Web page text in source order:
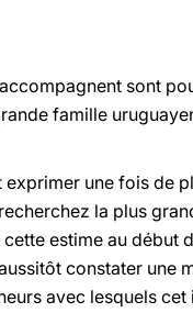
sont
famille
une fois de
la plus
estime au début
constater une
avec lesquels